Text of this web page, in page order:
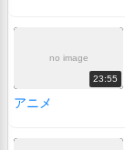
no image
23:55
アニメ